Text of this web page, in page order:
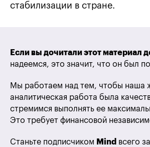
стабилизации в стране.
Если вы дочитали этот материал
надеемся, это значит, что он был
Мы работаем над тем, чтобы наша
аналитическая работа была
стремимся выполнять ее
Это требует финансовой
Станьте подписчиком Mind всего